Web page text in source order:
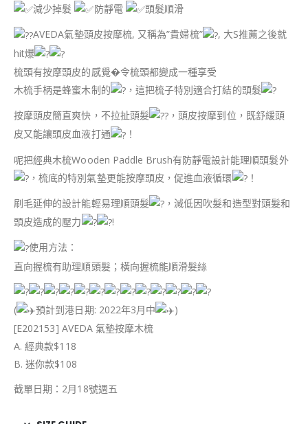
減少掉髮
防靜電
頭髮順滑
AVEDA氣墊頭皮按摩梳, 又稱為”貴婦梳”
, 大S推薦之後就
hit爆
梳頭有按摩頭皮的感覺�令梳頭都變成一種享受
木梳手柄是蜂蜜木制的
，這把梳子特別適合打結的頭髮
按摩頭皮簡直爽快，不拉扯頭髮
，頭皮按摩到位，既舒緩頭
皮又能讓頭皮血液打通
！
呢把經典木梳Wooden Paddle Brush有防靜電設計能理順頭髮外
，梳底的特別氣墊更能按摩頭皮，促進血液循環
！
刷毛延伸的設計能輕易理順頭髮
，減低因吹髮和造型對頭髮和
頭皮造成的壓力
!
使用方法：
直向握梳有助理順頭髮；橫向握梳能順滑髮絲
( 預計到港日期: 2022年3月中
)
[E202153] AVEDA 氣墊按摩木梳
A. 經典款$118
B. 迷你款$108
截單日期：2月18號週五